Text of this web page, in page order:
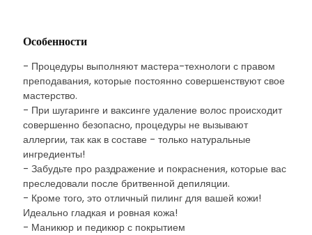
Особенности
- Процедуры выполняют мастера-технологи с правом
преподавания, которые постоянно совершенствуют свое
мастерство.
- При шугаринге и ваксинге удаление волос происходит
совершенно безопасно, процедуры не вызывают
аллергии, так как в составе - только натуральные
ингредиенты!
- Забудьте про раздражение и покраснения, которые вас
преследовали после бритвенной депиляции.
- Кроме того, это отличный пилинг для вашей кожи!
Идеально гладкая и ровная кожа!
- Маникюр и педикюр с покрытием